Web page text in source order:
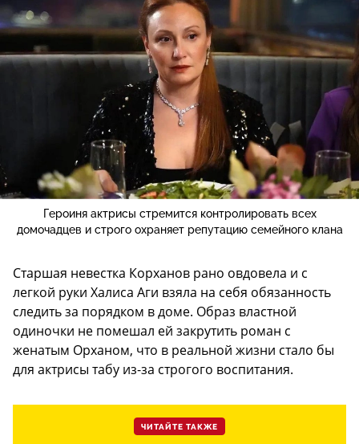
Героиня актрисы стремится контролировать всех
домочадцев и строго охраняет репутацию семейного клана
Старшая невестка Корханов рано овдовела и с
легкой руки Халиса Аги взяла на себя обязанность
следить за порядком в доме. Образ властной
одиночки не помешал ей закрутить роман с
женатым Орханом, что в реальной жизни стало бы
для актрисы табу из-за строгого воспитания.
ЧИТАЙТЕ ТАКЖЕ